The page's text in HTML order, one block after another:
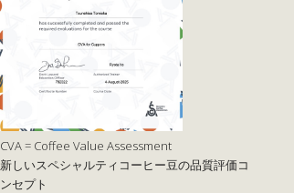
CVA = Coffee Value Assessment
新しいスペシャルティコーヒー豆の品質評価コ
ンセプト